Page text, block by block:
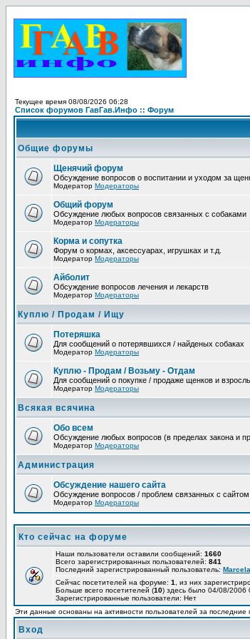
Текущее время 08/08/2026 06:28
Список форумов ГавГав.Инфо :: Форум
Общие форумы
Щенячий форум
Обсуждение вопросов о воспитании и уходом за
Модератор Модераторы
Общий форум
Обсуждение любых вопросов связанных с собаками
Модератор Модераторы
Корма и сопутка
Форум о кормах, аксессуарах, игрушках и т.д.
Модератор Модераторы
Айболит
Обсуждение вопросов лечения и лекарств
Модератор Модераторы
Куплю / Продам / Ищу
Потеряшка
Для сообщений о потерявшихся / найденых собаках
Модератор Модераторы
Куплю - Продам / Возьму - Отдам
Для сообщений о покупке / продаже щенков и
Модератор Модераторы
Всякая всячина
Обо всем
Обсуждение любых вопросов (в пределах закона и
Модератор Модераторы
Администрация
Обсуждение нашего сайта
Обсуждение вопросов / проблем связанных с
Модератор Модераторы
Кто сейчас на форуме
Наши пользователи оставили сообщений: 1660
Всего зарегистрированных пользователей: 841
Последний зарегистрированный пользователь:
Сейчас посетителей на форуме: 1 , из них
Больше всего посетителей (10) здесь было 04/08/2006
Зарегистрированные пользователи: Нет
Эти данные основаны на активности пользователей за последние
Вход